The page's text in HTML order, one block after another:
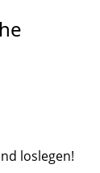
loslegen!